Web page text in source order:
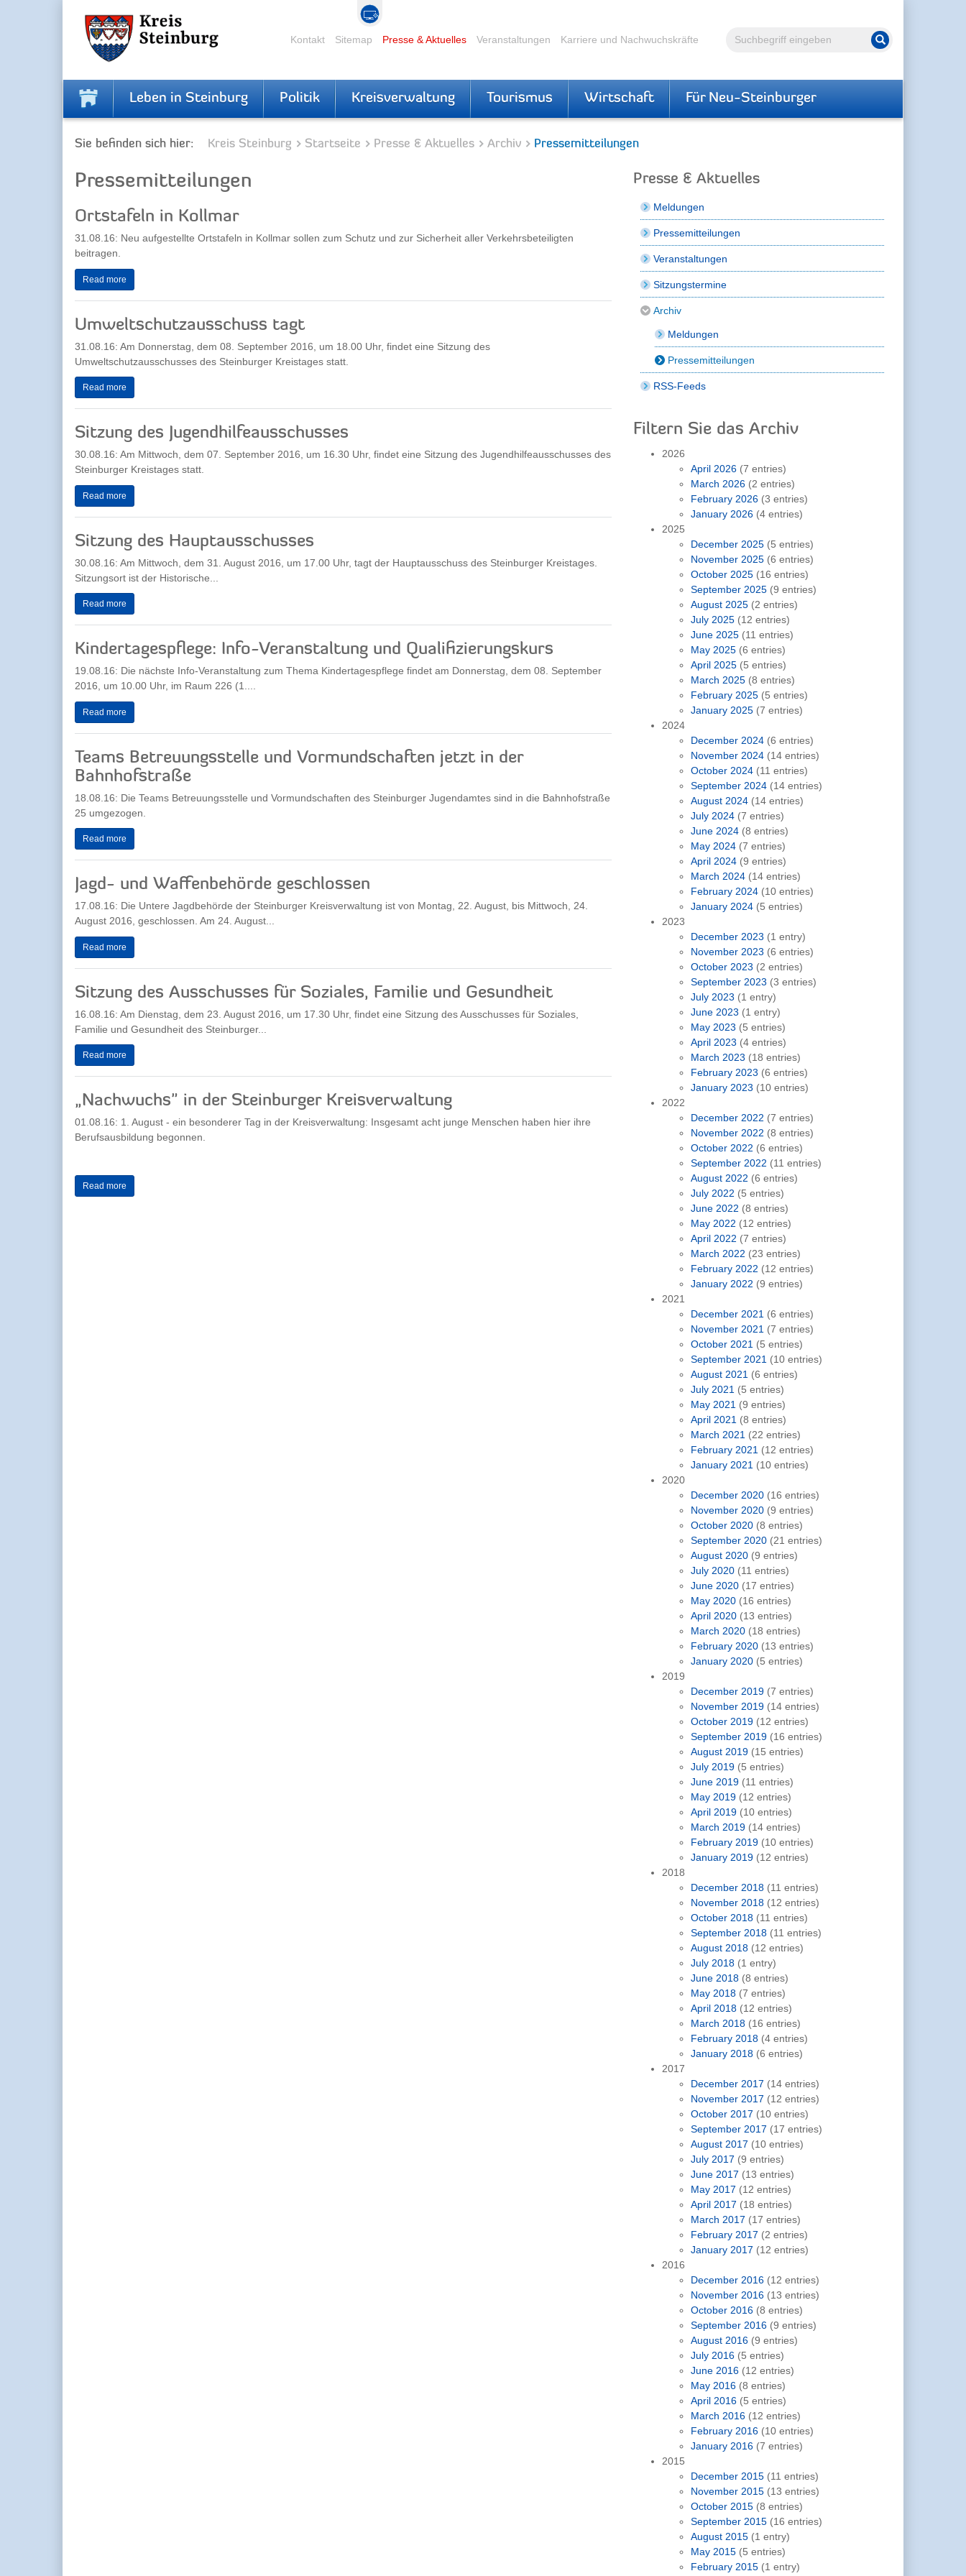
Volltextsuche Suche starten
Kontakt Sitemap Presse & Aktuelles Veranstaltungen Karriere und Nachwuchskräfte
Leben in Steinburg Politik Kreisverwaltung Tourismus Wirtschaft Für Neu-Steinburger
Sie befinden sich hier: Kreis Steinburg Startseite Presse & Aktuelles Archiv Pressemitteilungen
Pressemitteilungen
Ortstafeln in Kollmar
31.08.16: Neu aufgestellte Ortstafeln in Kollmar sollen zum Schutz und zur Sicherheit aller Verkehrsbeteiligten
beitragen.
Read more
Umweltschutzausschuss tagt
31.08.16: Am Donnerstag, dem 08. September 2016, um 18.00 Uhr, findet eine Sitzung des
Umweltschutzausschusses des Steinburger Kreistages statt.
Read more
Sitzung des Jugendhilfeausschusses
30.08.16: Am Mittwoch, dem 07. September 2016, um 16.30 Uhr, findet eine Sitzung des Jugendhilfeausschusses des
Steinburger Kreistages statt.
Read more
Sitzung des Hauptausschusses
30.08.16: Am Mittwoch, dem 31. August 2016, um 17.00 Uhr, tagt der Hauptausschuss des Steinburger Kreistages.
Sitzungsort ist der Historische...
Read more
Kindertagespflege: Info-Veranstaltung und Qualifizierungskurs
19.08.16: Die nächste Info-Veranstaltung zum Thema Kindertagespflege findet am Donnerstag, dem 08. September
2016, um 10.00 Uhr, im Raum 226 (1....
Read more
Teams Betreuungsstelle und Vormundschaften jetzt in der
Bahnhofstraße
18.08.16: Die Teams Betreuungsstelle und Vormundschaften des Steinburger Jugendamtes sind in die Bahnhofstraße
25 umgezogen.
Read more
Jagd- und Waffenbehörde geschlossen
17.08.16: Die Untere Jagdbehörde der Steinburger Kreisverwaltung ist von Montag, 22. August, bis Mittwoch, 24.
August 2016, geschlossen. Am 24. August...
Read more
Sitzung des Ausschusses für Soziales, Familie und Gesundheit
16.08.16: Am Dienstag, dem 23. August 2016, um 17.30 Uhr, findet eine Sitzung des Ausschusses für Soziales,
Familie und Gesundheit des Steinburger...
Read more
„Nachwuchs" in der Steinburger Kreisverwaltung
01.08.16: 1. August - ein besonderer Tag in der Kreisverwaltung: Insgesamt acht junge Menschen haben hier ihre
Berufsausbildung begonnen.
Read more
Presse & Aktuelles
Meldungen
Pressemitteilungen
Veranstaltungen
Sitzungstermine
Archiv
Meldungen
Pressemitteilungen
RSS-Feeds
Filtern Sie das Archiv
2026
April 2026 (7 entries)
March 2026 (2 entries)
February 2026 (3 entries)
January 2026 (4 entries)
2025
December 2025 (5 entries)
November 2025 (6 entries)
October 2025 (16 entries)
September 2025 (9 entries)
August 2025 (2 entries)
July 2025 (12 entries)
June 2025 (11 entries)
May 2025 (6 entries)
April 2025 (5 entries)
March 2025 (8 entries)
February 2025 (5 entries)
January 2025 (7 entries)
2024
December 2024 (6 entries)
November 2024 (14 entries)
October 2024 (11 entries)
September 2024 (14 entries)
August 2024 (14 entries)
July 2024 (7 entries)
June 2024 (8 entries)
May 2024 (7 entries)
April 2024 (9 entries)
March 2024 (14 entries)
February 2024 (10 entries)
January 2024 (5 entries)
2023
December 2023 (1 entry)
November 2023 (6 entries)
October 2023 (2 entries)
September 2023 (3 entries)
July 2023 (1 entry)
June 2023 (1 entry)
May 2023 (5 entries)
April 2023 (4 entries)
March 2023 (18 entries)
February 2023 (6 entries)
January 2023 (10 entries)
2022
December 2022 (7 entries)
November 2022 (8 entries)
October 2022 (6 entries)
September 2022 (11 entries)
August 2022 (6 entries)
July 2022 (5 entries)
June 2022 (8 entries)
May 2022 (12 entries)
April 2022 (7 entries)
March 2022 (23 entries)
February 2022 (12 entries)
January 2022 (9 entries)
2021
December 2021 (6 entries)
November 2021 (7 entries)
October 2021 (5 entries)
September 2021 (10 entries)
August 2021 (6 entries)
July 2021 (5 entries)
May 2021 (9 entries)
April 2021 (8 entries)
March 2021 (22 entries)
February 2021 (12 entries)
January 2021 (10 entries)
2020
December 2020 (16 entries)
November 2020 (9 entries)
October 2020 (8 entries)
September 2020 (21 entries)
August 2020 (9 entries)
July 2020 (11 entries)
June 2020 (17 entries)
May 2020 (16 entries)
April 2020 (13 entries)
March 2020 (18 entries)
February 2020 (13 entries)
January 2020 (5 entries)
2019
December 2019 (7 entries)
November 2019 (14 entries)
October 2019 (12 entries)
September 2019 (16 entries)
August 2019 (15 entries)
July 2019 (5 entries)
June 2019 (11 entries)
May 2019 (12 entries)
April 2019 (10 entries)
March 2019 (14 entries)
February 2019 (10 entries)
January 2019 (12 entries)
2018
December 2018 (11 entries)
November 2018 (12 entries)
October 2018 (11 entries)
September 2018 (11 entries)
August 2018 (12 entries)
July 2018 (1 entry)
June 2018 (8 entries)
May 2018 (7 entries)
April 2018 (12 entries)
March 2018 (16 entries)
February 2018 (4 entries)
January 2018 (6 entries)
2017
December 2017 (14 entries)
November 2017 (12 entries)
October 2017 (10 entries)
September 2017 (17 entries)
August 2017 (10 entries)
July 2017 (9 entries)
June 2017 (13 entries)
May 2017 (12 entries)
April 2017 (18 entries)
March 2017 (17 entries)
February 2017 (2 entries)
January 2017 (12 entries)
2016
December 2016 (12 entries)
November 2016 (13 entries)
October 2016 (8 entries)
September 2016 (9 entries)
August 2016 (9 entries)
July 2016 (5 entries)
June 2016 (12 entries)
May 2016 (8 entries)
April 2016 (5 entries)
March 2016 (12 entries)
February 2016 (10 entries)
January 2016 (7 entries)
2015
December 2015 (11 entries)
November 2015 (13 entries)
October 2015 (8 entries)
September 2015 (16 entries)
August 2015 (1 entry)
May 2015 (5 entries)
February 2015 (1 entry)